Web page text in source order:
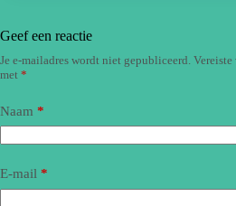
Geef een reactie
Je e-mailadres wordt niet gepubliceerd.
met *
Naam *
E-mail *